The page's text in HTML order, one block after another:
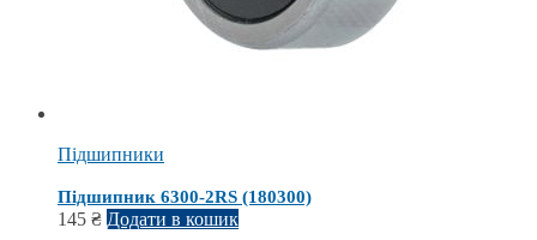
Підшипники
Підшипник 6300-2RS (180300)
145 ₴ Додати в кошик